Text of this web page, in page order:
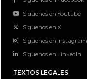
Siguenos en Youtube
Siguenos en X
Siguenos en Instagram
Siguenos en LinkedIn
TEXTOS LEGALES